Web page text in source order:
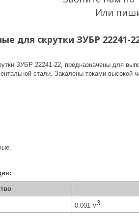
Или
для скрутки ЗУБР 22241-
ЗУБР 22241-22, предназначены для
стали. Закалены токами
0.001 м3